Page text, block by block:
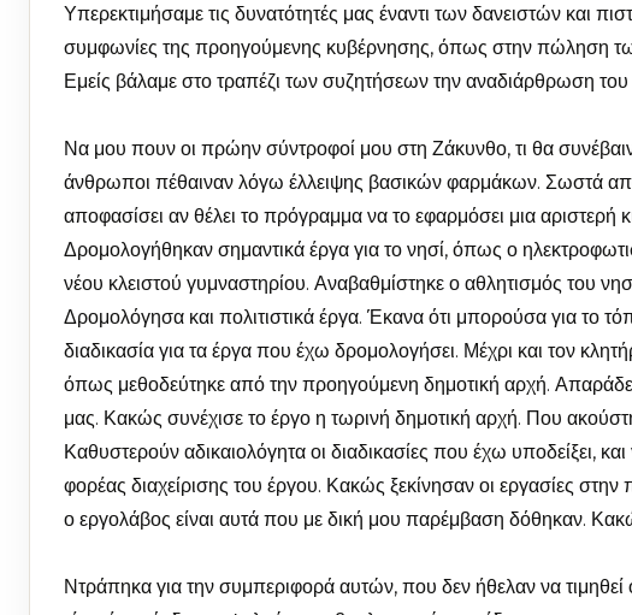
Υπερεκτιμήσαμε τις δυνατότητές μας έναντι των δανειστών και
συμφωνίες της προηγούμενης κυβέρνησης, όπως στην πώληση
Εμείς βάλαμε στο τραπέζι των συζητήσεων την αναδιάρθρωση του
Να μου πουν οι πρώην σύντροφοί μου στη Ζάκυνθο, τι θα
άνθρωποι πέθαιναν λόγω έλλειψης βασικών φαρμάκων. Σωστά
αποφασίσει αν θέλει το πρόγραμμα να το εφαρμόσει μια αριστερή
Δρομολογήθηκαν σημαντικά έργα για το νησί, όπως ο
νέου κλειστού γυμναστηρίου. Αναβαθμίστηκε ο αθλητισμός του
Δρομολόγησα και πολιτιστικά έργα. Έκανα ότι μπορούσα για το
διαδικασία για τα έργα που έχω δρομολογήσει. Μέχρι και τον
όπως μεθοδεύτηκε από την προηγούμενη δημοτική αρχή.
μας. Κακώς συνέχισε το έργο η τωρινή δημοτική αρχή. Που
Καθυστερούν αδικαιολόγητα οι διαδικασίες που έχω υποδείξει,
φορέας διαχείρισης του έργου. Κακώς ξεκίνησαν οι εργασίες
ο εργολάβος είναι αυτά που με δική μου παρέμβαση δόθηκαν.
Ντράπηκα για την συμπεριφορά αυτών, που δεν ήθελαν να